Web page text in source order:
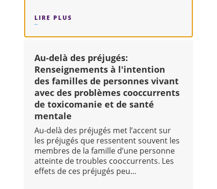
LIRE PLUS
Au-delà des préjugés:
Renseignements à l'intention
des familles de personnes vivant
avec des problèmes cooccurrents
de toxicomanie et de santé
mentale
Au-delà des préjugés met l’accent sur
les préjugés que ressentent souvent les
membres de la famille d’une personne
atteinte de troubles cooccurrents. Les
effets de ces préjugés peu...